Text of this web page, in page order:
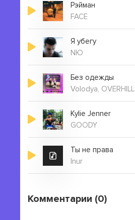
Рэйман
FACE
Я убегу
NЮ
Без одежды
Volodya, OVERHILL
Kylie Jenner
GOODY
Ты не права
Inur
Комментарии (0)